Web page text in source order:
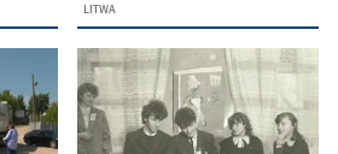
LITWA